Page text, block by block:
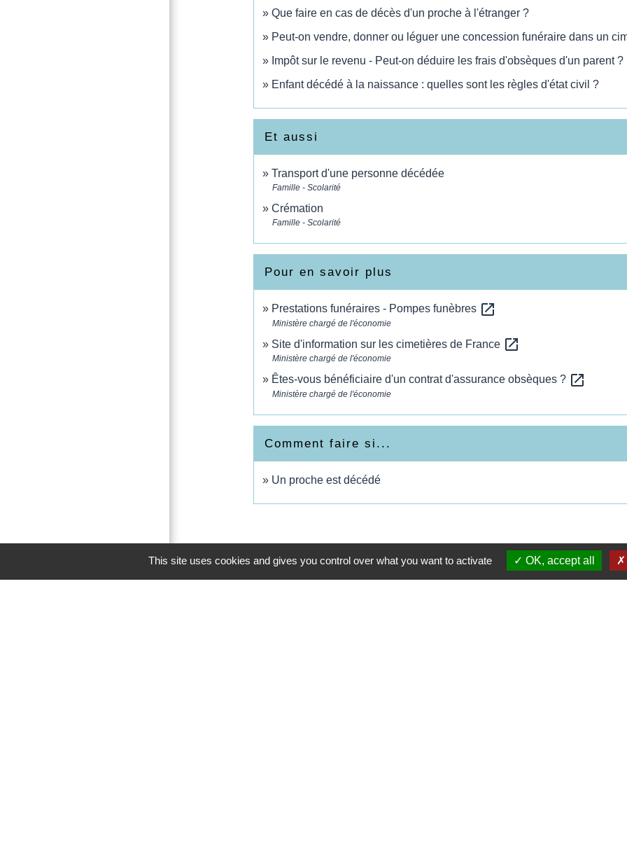
Que faire en cas de décès d'un proche à l'étranger ?
Peut-on vendre, donner ou léguer une concession funéraire dans un
Impôt sur le revenu - Peut-on déduire les frais d'obsèques d'un parent ?
Enfant décédé à la naissance : quelles sont les règles d'état civil ?
Et aussi
Transport d'une personne décédée
Famille - Scolarité
Crémation
Famille - Scolarité
Pour en savoir plus
Prestations funéraires - Pompes funèbres open_in_new
Ministère chargé de l'économie
Site d'information sur les cimetières de France open_in_new
Ministère chargé de l'économie
Êtes-vous bénéficiaire d'un contrat d'assurance obsèques ? open_in_new
Ministère chargé de l'économie
Comment faire si...
Un proche est décédé
This site uses cookies and gives you control over what you want to activate OK, accept all